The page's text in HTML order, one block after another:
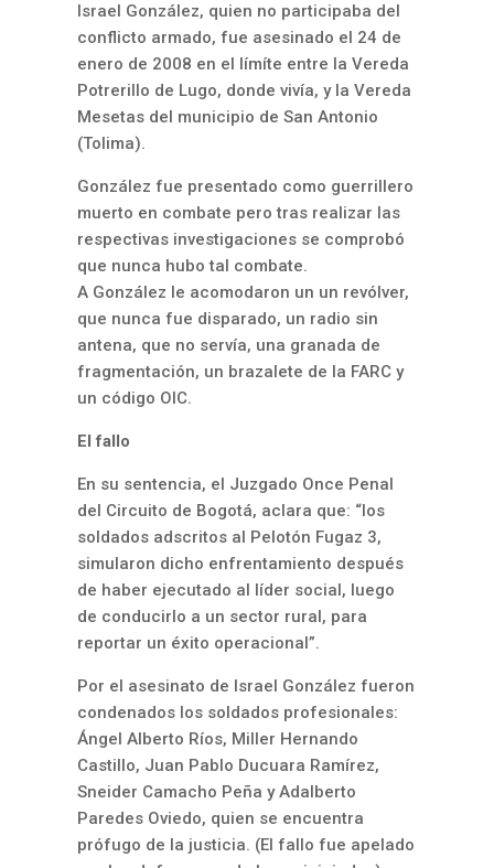
Israel González, quien no participaba del
conflicto armado, fue asesinado el 24 de
enero de 2008 en el límíte entre la Vereda
Potrerillo de Lugo, donde vivía, y la Vereda
Mesetas del municipio de San Antonio
(Tolima).
González fue presentado como guerrillero
muerto en combate pero tras realizar las
respectivas investigaciones se comprobó
que nunca hubo tal combate.
A González le acomodaron un un revólver,
que nunca fue disparado, un radio sin
antena, que no servía, una granada de
fragmentación, un brazalete de la FARC y
un código OIC.
El fallo
En su sentencia, el Juzgado Once Penal
del Circuito de Bogotá, aclara que: “los
soldados adscritos al Pelotón Fugaz 3,
simularon dicho enfrentamiento después
de haber ejecutado al líder social, luego
de conducirlo a un sector rural, para
reportar un éxito operacional”.
Por el asesinato de Israel González fueron
condenados los soldados profesionales:
Ángel Alberto Ríos, Miller Hernando
Castillo, Juan Pablo Ducuara Ramírez,
Sneider Camacho Peña y Adalberto
Paredes Oviedo, quien se encuentra
prófugo de la justicia. (El fallo fue apelado